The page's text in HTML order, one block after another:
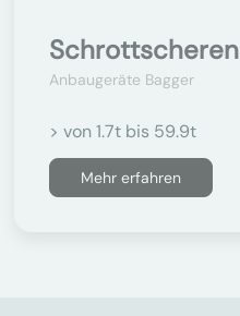
Schrottscheren
Anbaugeräte Bagger
> von 1.7t bis 59.9t
Mehr erfahren